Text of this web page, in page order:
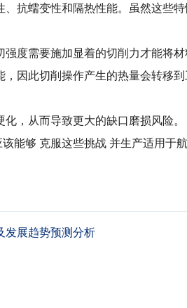
抗蠕变性和隔热性能。虽然这些
度需要施加显着的切削力才能将材
因此切削操作产生的热量会转移
，从而导致更大的缺口磨损风险。
能够 克服这些挑战 并生产适用于
发展趋势预测分析